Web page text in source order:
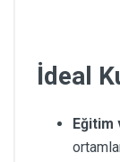
İdeal
Eğitim